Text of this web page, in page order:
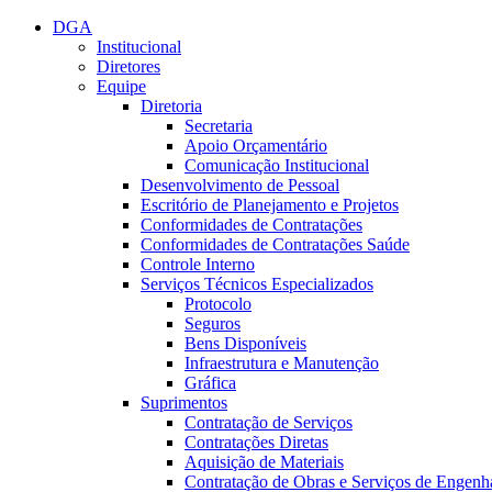
Conteúdo principal
DGA
Institucional
Diretores
Equipe
Diretoria
Secretaria
Apoio Orçamentário
Comunicação Institucional
Desenvolvimento de Pessoal
Escritório de Planejamento e Projetos
Conformidades de Contratações
Conformidades de Contratações Saúde
Controle Interno
Serviços Técnicos Especializados
Protocolo
Seguros
Bens Disponíveis
Infraestrutura e Manutenção
Gráfica
Suprimentos
Contratação de Serviços
Contratações Diretas
Aquisição de Materiais
Contratação de Obras e Serviços de